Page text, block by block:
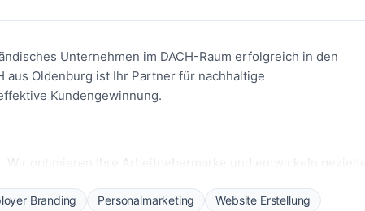
Unternehmen im DACH-Raum erfolgreich in den
aus Oldenburg ist Ihr Partner für nachhaltige
Kundengewinnung.
optimieren Ihre Arbeitgebermarke und entwickeln gezielte
zu erreichen.
Kunden über Social Media zu gewinnen und Ihr Geschäft
Branding Personalmarketing
Website Erstellung